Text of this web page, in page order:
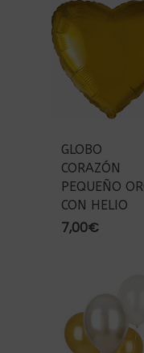
GLOBO
CORAZÓN
PEQUEÑO
CON HELIO
7,00€